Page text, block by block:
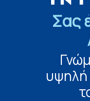
Σας
υψηλή